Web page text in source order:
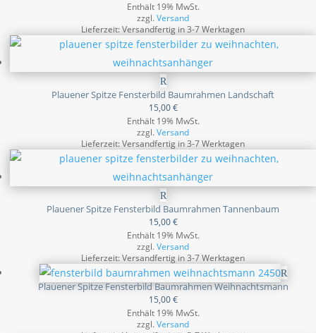
Enthält 19% MwSt.
zzgl.Versand
Lieferzeit: Versandfertig in 3-7 Werktagen
Plauener Spitze Fensterbild Baumrahmen Landschaft
15,00€
Enthält 19% MwSt.
zzgl.Versand
Lieferzeit: Versandfertig in 3-7 Werktagen
Plauener Spitze Fensterbild Baumrahmen Tannenbaum
15,00€
Enthält 19% MwSt.
zzgl.Versand
Lieferzeit: Versandfertig in 3-7 Werktagen
Plauener Spitze Fensterbild Baumrahmen Weihnachtsmann
15,00€
Enthält 19% MwSt.
zzgl.Versand